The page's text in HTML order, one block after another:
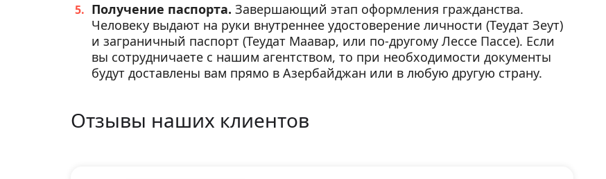
Получение паспорта. Завершающий этап оформления гражданства.
Человеку выдают на руки внутреннее удостоверение личности (Теудат Зеут)
и заграничный паспорт (Теудат Маавар, или по-другому Лессе Пассе). Если
вы сотрудничаете с нашим агентством, то при необходимости документы
будут доставлены вам прямо в Азербайджан или в любую другую страну.
Отзывы наших клиентов